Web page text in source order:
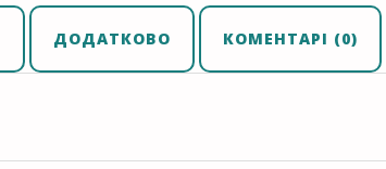
ДОДАТКОВО КОМЕНТАРІ (0)